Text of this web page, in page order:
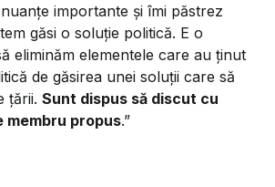
importante și îmi păstrez
găsi o soluție politică. E o
eliminăm elementele care au ținut
de găsirea unei soluții care să
țării. Sunt dispus să discut cu
propus.”